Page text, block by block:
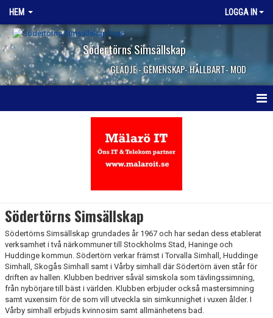
HEM LOGGA IN
Södertörns Simsällskap
GLÄDJE - GEMENSKAP- HÅLLBART- MOD
STYRELSEN
VALBEREDNINGEN
MEDARBETARE
STADGAR & POLICYDOKUMENT
Södertörns Simsällskap
Södertörns Simsällskap grundades år 1967 och har sedan dess etablerat
verksamhet i två närkommuner till Stockholms Stad, Haninge och
Huddinge kommun. Södertörn verkar främst i Torvalla Simhall, Huddinge
Simhall, Skogås Simhall samt i Vårby simhall där Södertörn även står för
driften av hallen. Klubben bedriver såväl simskola som tävlingssimning,
från nybörjare till bäst i världen. Klubben erbjuder också mastersimning
samt vuxensim för de som vill utveckla sin simkunnighet i vuxen ålder. I
Vårby simhall erbjuds kvinnosim samt allmänhetens bad.